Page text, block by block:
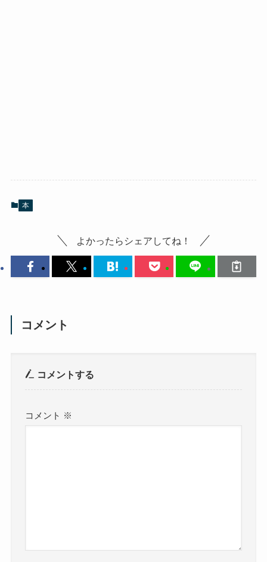
本
よかったらシェアしてね！
コメント
コメントする
コメント ※